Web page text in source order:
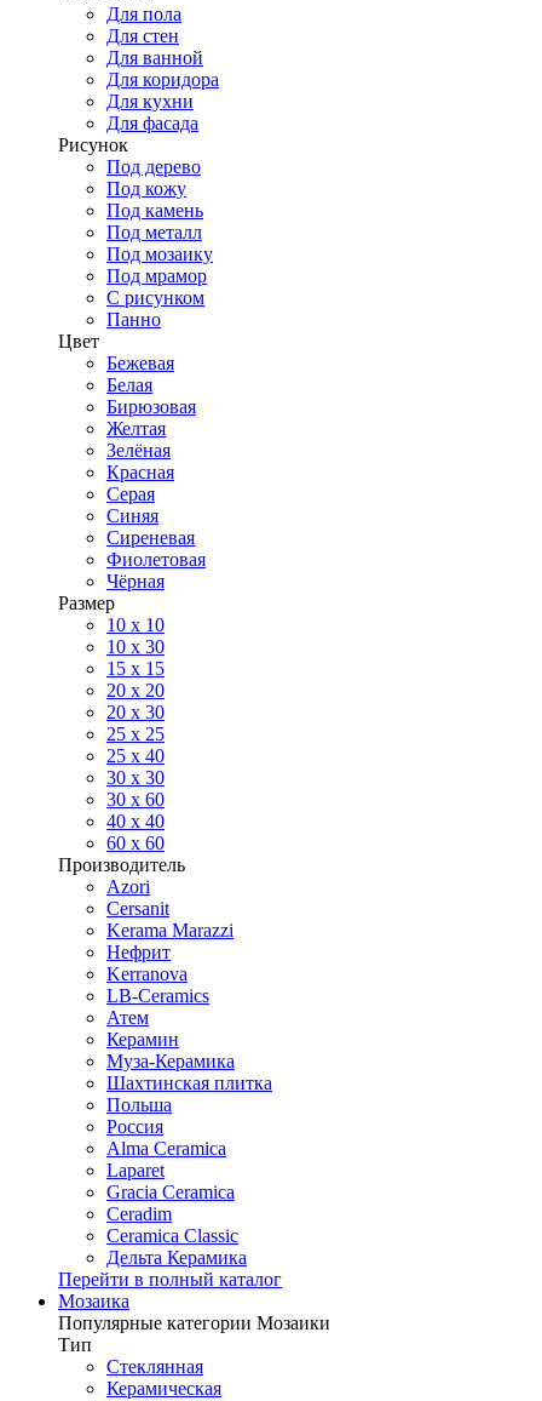
Для пола
Для стен
Для ванной
Для коридора
Для кухни
Для фасада
Рисунок
Под дерево
Под кожу
Под камень
Под металл
Под мозаику
Под мрамор
С рисунком
Панно
Цвет
Бежевая
Белая
Бирюзовая
Желтая
Зелёная
Красная
Серая
Синяя
Сиреневая
Фиолетовая
Чёрная
Размер
10 х 10
10 x 30
15 x 15
20 х 20
20 x 30
25 x 25
25 x 40
30 x 30
30 х 60
40 х 40
60 х 60
Производитель
Azori
Cersanit
Kerama Marazzi
Нефрит
Kerranova
LB-Ceramics
Атем
Керамин
Муза-Керамика
Шахтинская плитка
Польша
Россия
Alma Ceramica
Laparet
Gracia Ceramica
Ceradim
Ceramica Classic
Дельта Керамика
Перейти в полный каталог
Мозаика
Популярные категории Мозаики
Тип
Стеклянная
Керамическая